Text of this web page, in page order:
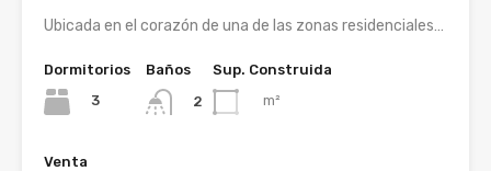
Ubicada en el corazón de una de las zonas residenciales…
Dormitorios
3
Baños
2
Sup. Construida
m²
Venta